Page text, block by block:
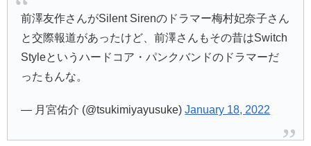
前澤友作さんがSilent Sirenのドラマー梅村妃奈子さん
と交際報道があったけど、前澤さんもその昔はSwitch
Styleというハードコア・パンクバンドのドラマーだ
ったもんな。
— 月宮佑介 (@tsukimiyayusuke)January 18, 2022